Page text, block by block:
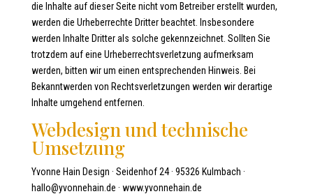
die Inhalte auf dieser Seite nicht vom Betreiber erstellt wurden,
werden die Urheberrechte Dritter beachtet. Insbesondere
werden Inhalte Dritter als solche gekennzeichnet. Sollten Sie
trotzdem auf eine Urheberrechtsverletzung aufmerksam
werden, bitten wir um einen entsprechenden Hinweis. Bei
Bekanntwerden von Rechtsverletzungen werden wir derartige
Inhalte umgehend entfernen.
Webdesign und technische
Umsetzung
Yvonne Hain Design · Seidenhof 24 · 95326 Kulmbach ·
hallo@yvonnehain.de · www.yvonnehain.de